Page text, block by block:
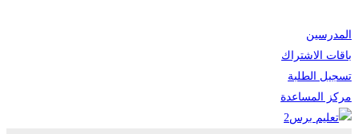
المدرسين
باقات الاشتراك
تسجيل الطلبة
مركز المساعدة